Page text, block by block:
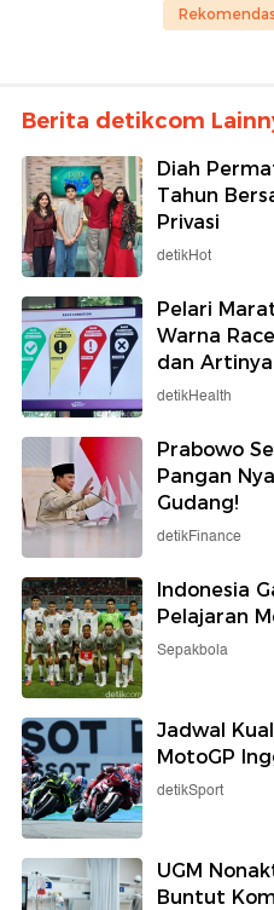
Berita detikcom
Diah
Tahun
Privasi
detikHot
Pelari
Warna
dan Artinya
detikHealth
Prabowo
Pangan
Gudang!
detikFinance
Indonesia
Pelajaran
Sepakbola
Jadwal
MotoGP
detikSport
UGM
Buntut